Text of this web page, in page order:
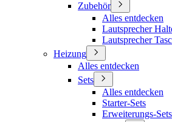
Zubehör
Alles entdecken
Lautsprecher
Lautsprecher
Heizung
Alles entdecken
Sets
Alles entdecken
Starter-Sets
Erweiterungs-Sets